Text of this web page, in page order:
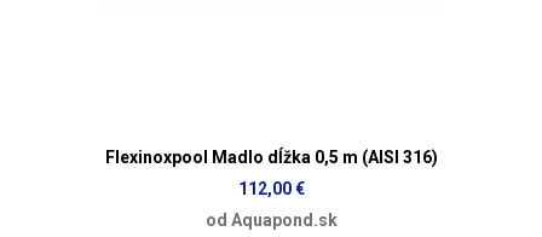
Flexinoxpool Madlo dĺžka 0,5 m (AISI 316)
112,00 €
od Aquapond.sk